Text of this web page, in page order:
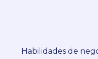
Habilidades de